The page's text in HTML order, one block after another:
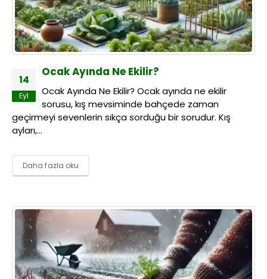
14
Eyl
Ocak Ayında Ne Ekilir?
Ocak Ayında Ne Ekilir? Ocak ayında ne ekilir
sorusu, kış mevsiminde bahçede zaman
geçirmeyi sevenlerin sıkça sorduğu bir sorudur. Kış
ayları,...
Daha fazla oku